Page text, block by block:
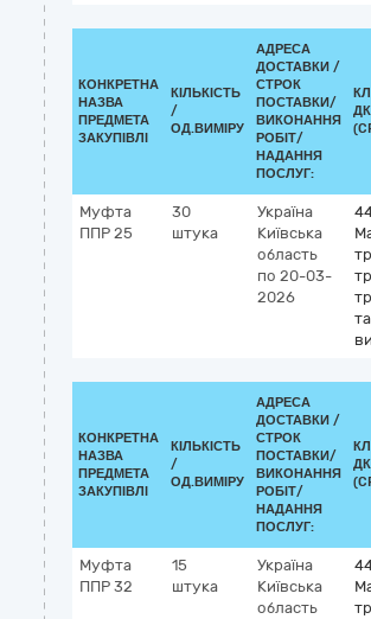
КОНКРЕТНА
НАЗВА
ПРЕДМЕТА
ЗАКУПІВЛІ
КІЛЬКІСТЬ
/
ОД.ВИМІРУ
АДРЕСА
ДОСТАВКИ /
СТРОК
ПОСТАВКИ/
ВИКОНАННЯ
РОБІТ/
НАДАННЯ
ПОСЛУГ:
Муфта
ППР 25
30
штука
Україна
Київська
область
по 20-03-
2026
КОНКРЕТНА
НАЗВА
ПРЕДМЕТА
ЗАКУПІВЛІ
КІЛЬКІСТЬ
/
ОД.ВИМІРУ
АДРЕСА
ДОСТАВКИ /
СТРОК
ПОСТАВКИ/
ВИКОНАННЯ
РОБІТ/
НАДАННЯ
ПОСЛУГ:
Муфта
ППР 32
15
штука
Україна
Київська
область